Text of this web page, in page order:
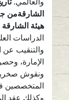
الشارقةمن
هيئة الشارقة
الدراسات
والتنقيب عن
الإمارة،
ونقوش صخرية
المتخصصين
وكذلك عقد